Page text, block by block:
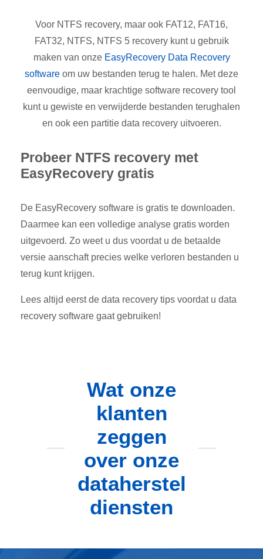
Voor NTFS recovery, maar ook FAT12, FAT16,
FAT32, NTFS, NTFS 5 recovery kunt u gebruik
maken van onze EasyRecovery Data Recovery
software om uw bestanden terug te halen. Met deze
eenvoudige, maar krachtige software recovery tool
kunt u gewiste en verwijderde bestanden terughalen
en ook een partitie data recovery uitvoeren.
Probeer NTFS recovery met
EasyRecovery gratis
De EasyRecovery software is gratis te downloaden.
Daarmee kan een volledige analyse gratis worden
uitgevoerd. Zo weet u dus voordat u de betaalde
versie aanschaft precies welke verloren bestanden u
terug kunt krijgen.
Lees altijd eerst de data recovery tips voordat u data
recovery software gaat gebruiken!
Wat onze
klanten
zeggen
over onze
dataherstel
diensten